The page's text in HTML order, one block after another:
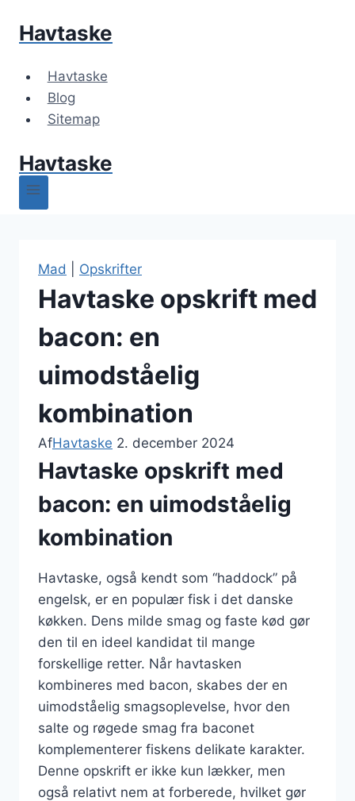
Havtaske
Havtaske
Blog
Sitemap
Havtaske
Mad Opskrifter
Havtaske opskrift med
bacon: en
uimodståelig
kombination
AfHavtaske 2. december 2024
Havtaske opskrift med
bacon: en uimodståelig
kombination
Havtaske, også kendt som “haddock” på
engelsk, er en populær fisk i det danske
køkken. Dens milde smag og faste kød gør
den til en ideel kandidat til mange
forskellige retter. Når havtasken
kombineres med bacon, skabes der en
uimodståelig smagsoplevelse, hvor den
salte og røgede smag fra baconet
komplementerer fiskens delikate karakter.
Denne opskrift er ikke kun lækker, men
også relativt nem at forberede, hvilket gør